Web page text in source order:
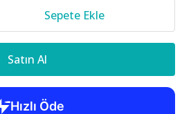
Sepete Ekle
Satın Al